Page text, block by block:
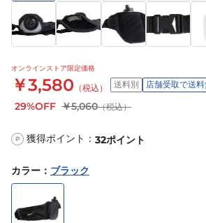
オンラインストア限定価格
￥3,580 （税込） 送料別 店舗受取で送
29%OFF ￥5,060（税込）
P 獲得ポイント： 32ポイント
カラー ： ブラック